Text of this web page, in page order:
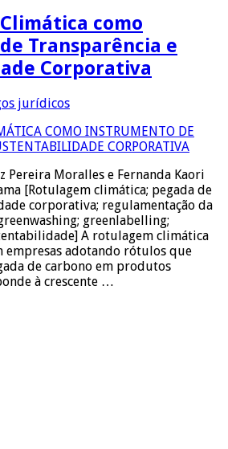
como
Transparência e
Corporativa
jurídicos
Pereira Moralles e Fernanda Kaori
[Rotulagem climática; pegada de
corporativa; regulamentação da
greenlabelling;
A rotulagem climática
empresas adotando rótulos que
de carbono em produtos
à crescente …